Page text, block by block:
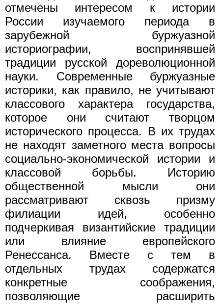
отмечены интересом к истории
России изучаемого периода в
зарубежной буржуазной
историографии, воспринявшей
традиции русской дореволюционной
науки. Современные буржуазные
историки, как правило, не учитывают
классового характера государства,
которое они считают творцом
исторического процесса. В их трудах
не находят заметного места вопросы
социально-экономической истории и
классовой борьбы. Историю
общественной мысли они
рассматривают сквозь призму
филиации идей, особенно
подчеркивая византийские традиции
или влияние европейского
Ренессанса. Вместе с тем в
отдельных трудах содержатся
конкретные соображения,
позволяющие расширить